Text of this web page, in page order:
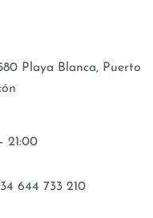
Playa Blanca, Puerto
21:00
644 733 210